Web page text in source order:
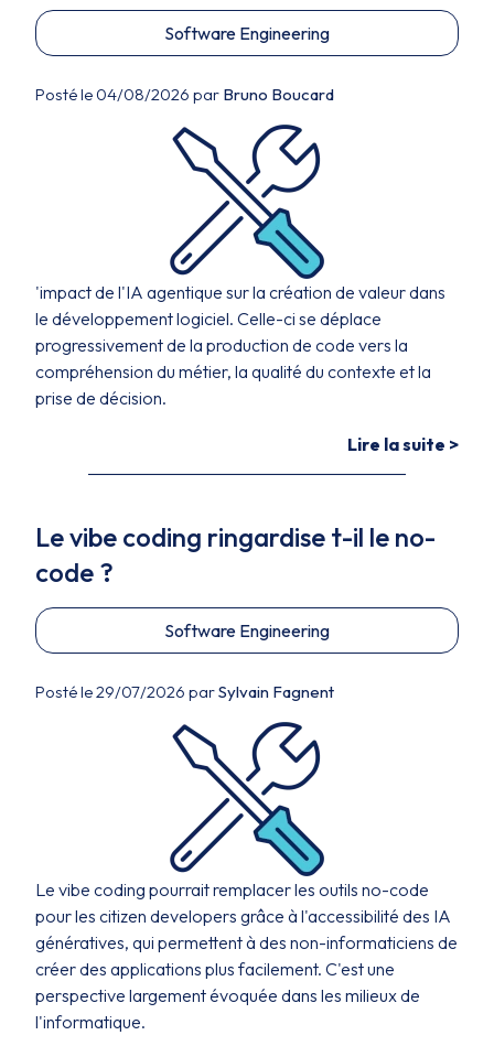
Software Engineering
Posté le 04/08/2026 par Bruno Boucard
'impact de l'IA agentique sur la création de valeur dans
le développement logiciel. Celle-ci se déplace
progressivement de la production de code vers la
compréhension du métier, la qualité du contexte et la
prise de décision.
Lire la suite >
Le vibe coding ringardise t-il le no-
code ?
Software Engineering
Posté le 29/07/2026 parSylvain Fagnent
Le vibe coding pourrait remplacer les outils no-code
pour les citizen developers grâce à l'accessibilité des IA
génératives, qui permettent à des non-informaticiens de
créer des applications plus facilement. C'est une
perspective largement évoquée dans les milieux de
l'informatique.